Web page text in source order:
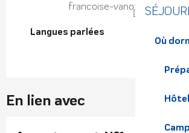
Où
francoise-vanotti-
Langues parlées
Langues parlées
En lien avec